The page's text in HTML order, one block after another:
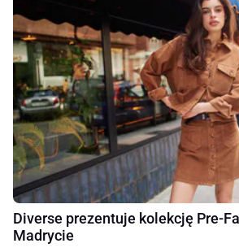
Diverse prezentuje kolekcję Pre-
Madrycie